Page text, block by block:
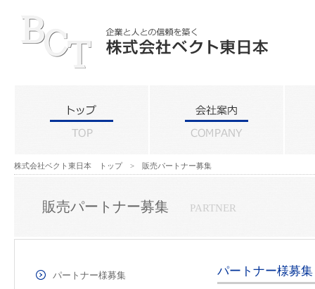
株式会社ベクト東日本 トップ> 販売パートナー募集
販売パートナー募集 PARTNER
パートナー様募集
パートナー様募集